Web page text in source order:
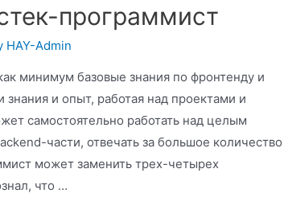
программист
HAY-Admin
минимум базовые знания по фронтенду и
и опыт, работая над проектами и
самостоятельно работать над целым
части, отвечать за большое количество
может заменить трех-четырех
что …